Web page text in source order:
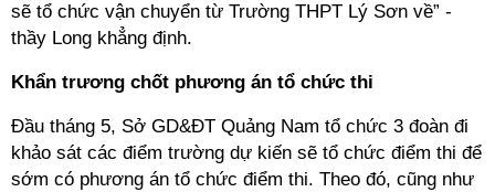
sẽ tổ chức vận chuyển từ Trường THPT Lý Sơn về” -
thầy Long khẳng định.
Khẩn trương chốt phương án tổ chức thi
Đầu tháng 5, Sở GD&ĐT Quảng Nam tổ chức 3 đoàn đi
khảo sát các điểm trường dự kiến sẽ tổ chức điểm thi để
sớm có phương án tổ chức điểm thi. Theo đó, cũng như